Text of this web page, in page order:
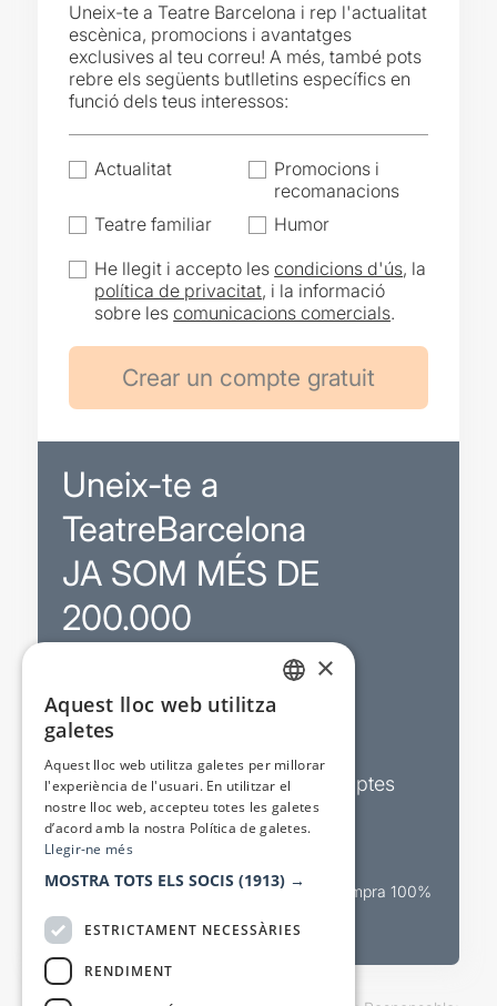
Uneix-te a Teatre Barcelona i rep l'actualitat
escènica, promocions i avantatges
exclusives al teu correu! A més, també pots
rebre els següents butlletins específics en
funció dels teus interessos:
Actualitat
Promocions i
recomanacions
Teatre familiar
Humor
He llegit i accepto lescondicions d'ús, la
política de privacitat, i la informació
sobre lescomunicacions comercials.
Uneix-te a
TeatreBarcelona
JA SOM MÉS DE
200.000
Sortejos exclusius
Butlletins d’actualitat i descomptes
Valora espectacles
Canal oficial de venda teatral Compra 100%
×
Aquest lloc web utilitza
galetes
Aquest lloc web utilitza galetes per millorar
l'experiència de l'usuari. En utilitzar el
nostre lloc web, accepteu totes les galetes
d’acord amb la nostra Política de galetes.
Llegir-ne més
MOSTRA TOTS ELS SOCIS (1913) →
ESTRICTAMENT NECESSÀRIES
RENDIMENT